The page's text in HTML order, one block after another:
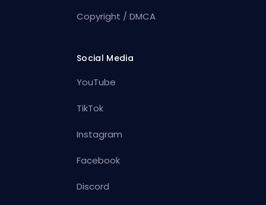
Copyright / DMCA
Social Media
YouTube
TikTok
Instagram
Facebook
Discord